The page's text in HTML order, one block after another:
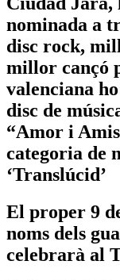
nominada a
disc rock,
millor cançó
valenciana
disc de
“Amor i
categoria de
‘Translúcid’
El proper 9
noms dels
celebrarà al